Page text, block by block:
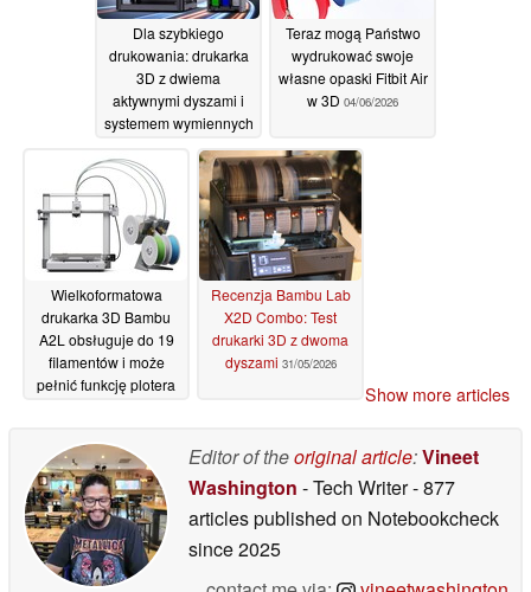
Dla szybkiego
drukowania: drukarka
3D z dwiema
aktywnymi dyszami i
systemem wymiennych
08/06/2026
Teraz mogą Państwo
wydrukować swoje
własne opaski Fitbit Air
w 3D 04/06/2026
Wielkoformatowa
drukarka 3D Bambu
A2L obsługuje do 19
filamentów i może
pełnić funkcję plotera
Recenzja Bambu Lab
X2D Combo: Test
drukarki 3D z dwoma
dyszami 31/05/2026
Show more articles
Editor of theoriginal article:Vineet
Washington - Tech Writer- 877
articles published on Notebookcheck
since 2025